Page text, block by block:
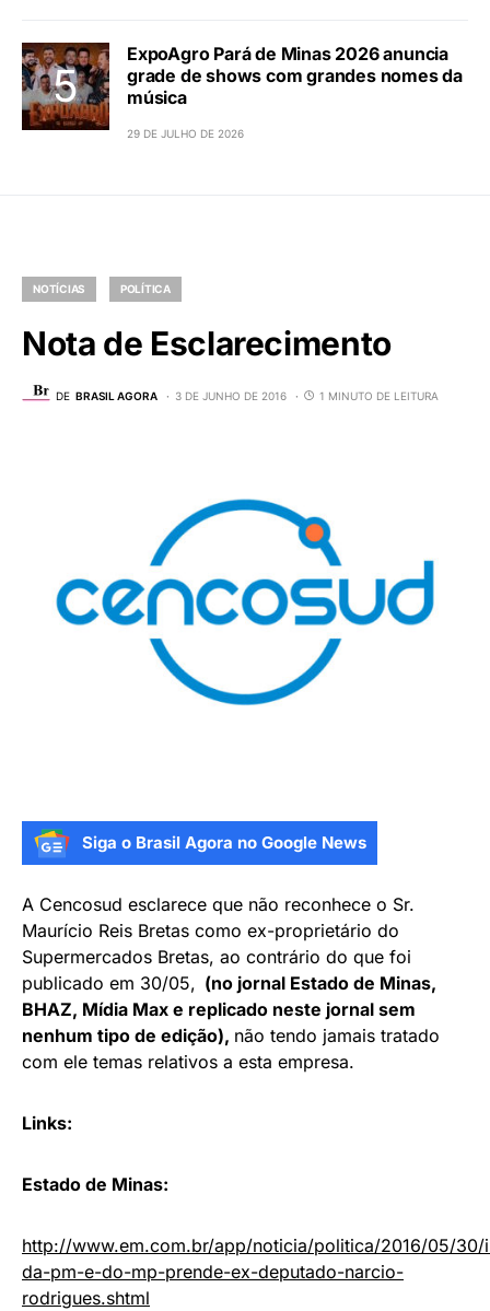
ExpoAgro Pará de Minas 2026 anuncia
grade de shows com grandes nomes da
música
29 DE JULHO DE 2026
NOTÍCIAS POLÍTICA
Nota de Esclarecimento
DE BRASIL AGORA 3 DE JUNHO DE 2016 1 MINUTO DE LEITURA
Siga o Brasil Agora no Google News
A Cencosud esclarece que não reconhece o Sr.
Maurício Reis Bretas como ex-proprietário do
Supermercados Bretas, ao contrário do que foi
publicado em 30/05, (no jornal Estado de Minas,
BHAZ, Mídia Max e replicado neste jornal sem
nenhum tipo de edição), não tendo jamais tratado
com ele temas relativos a esta empresa.
Links:
Estado de Minas:
http://www.em.com.br/app/noticia/politica/2016/05/30/
da-pm-e-do-mp-prende-ex-deputado-narcio-
rodrigues.shtml